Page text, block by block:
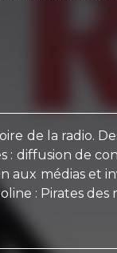
la radio.
diffusion de
médias et
: Pirates des